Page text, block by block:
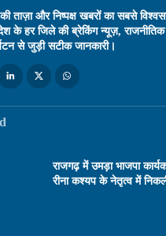
ताज़ा और निष्पक्ष खबरों का सबसे
के हर जिले की ब्रेकिंग न्यूज़,
से जुड़ी सटीक जानकारी।
राजगढ़ में उमड़ा भाजपा
रीना कश्यप के नेतृत्व में